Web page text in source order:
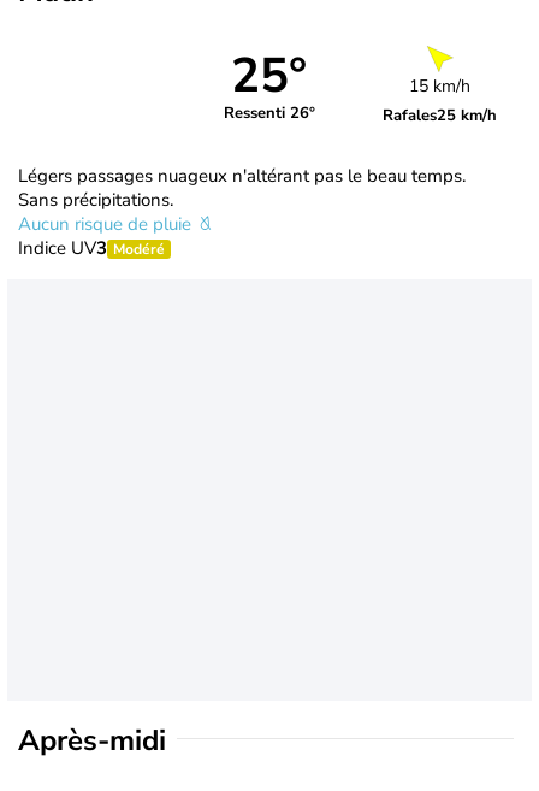
25°
Ressenti 26°
15 km/h
Rafales25 km/h
Légers passages nuageux n'altérant pas le beau temps.
Sans précipitations.
Aucun risque de pluie
Indice UV3 Modéré
Après-midi